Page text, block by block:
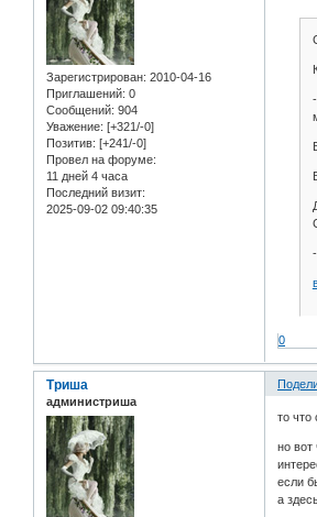
Зарегистрирован: 2010-04-16
Приглашений: 0
Сообщений: 904
Уважение: [+321/-0]
Позитив: [+241/-0]
Провел на форуме:
11 дней 4 часа
Последний визит:
2025-09-02 09:40:35
0
Триша
администриша
то что
но вот
если
а